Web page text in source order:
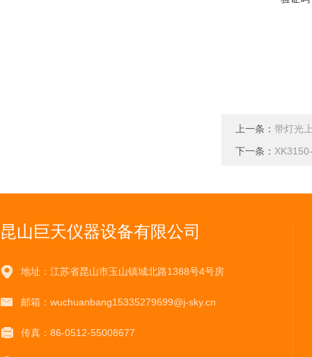
上一条： 带灯光
下一条：
昆山巨天仪器设备有限公司
地址：江苏省昆山市玉山镇城北路1388号4号房
邮箱：wuchuanbang15335279699@j-sky.cn
传真：86-0512-55008677